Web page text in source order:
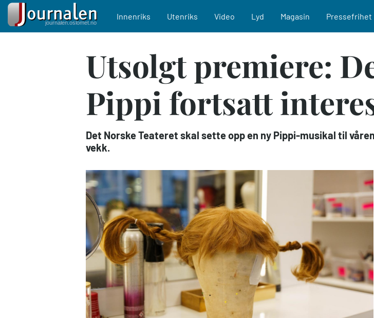
Main navigation
Innenriks Utenriks Video Lyd Magasin Pressefrihet
Utsolgt premiere:
Pippi fortsatt
Det Norske Teateret skal sette opp en ny Pippi-musikal til
vekk.